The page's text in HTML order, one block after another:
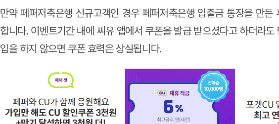
만약 페퍼저축은행 신규고객인 경우 페퍼저축은행 입출금 통장을 만든
합니다. 이벤트기간 내에 씨유 앱에서 쿠폰을 발급 받으셨다고 하더라도
입을 하지 않으면 쿠폰 효력은 상실됩니다.